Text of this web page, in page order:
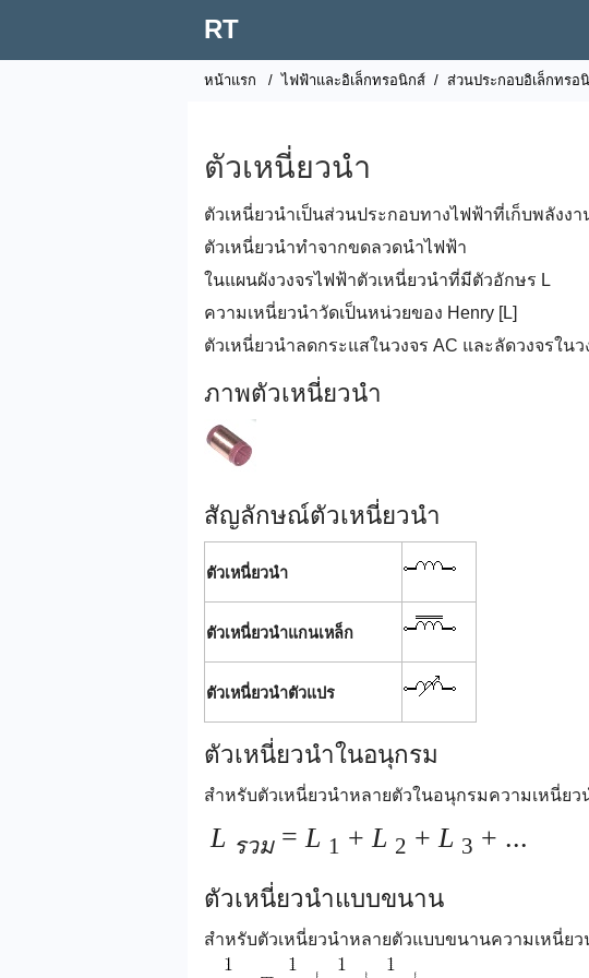
RT
หน้าแรก / ไฟฟ้าและอิเล็กทรอนิกส์ / ส่วนประกอบอิเล็กทรอ
ตัวเหนี่ยวนำ
ตัวเหนี่ยวนำเป็นส่วนประกอบทางไฟฟ้าที่เก็บพลังง
ตัวเหนี่ยวนำทำจากขดลวดนำไฟฟ้า
ในแผนผังวงจรไฟฟ้าตัวเหนี่ยวนำที่มีตัวอักษร L
ความเหนี่ยวนำวัดเป็นหน่วยของ Henry [L]
ตัวเหนี่ยวนำลดกระแสในวงจร AC และลัดวงจรในว
ภาพตัวเหนี่ยวนำ
สัญลักษณ์ตัวเหนี่ยวนำ
ตัวเหนี่ยวนำ
ตัวเหนี่ยวนำแกนเหล็ก
ตัวเหนี่ยวนำตัวแปร
ตัวเหนี่ยวนำในอนุกรม
สำหรับตัวเหนี่ยวนำหลายตัวในอนุกรมความเหนี่ย
L รวม=L 1 +L 2 +L 3 + ...
ตัวเหนี่ยวนำแบบขนาน
สำหรับตัวเหนี่ยวนำหลายตัวแบบขนานความเหนี่ย